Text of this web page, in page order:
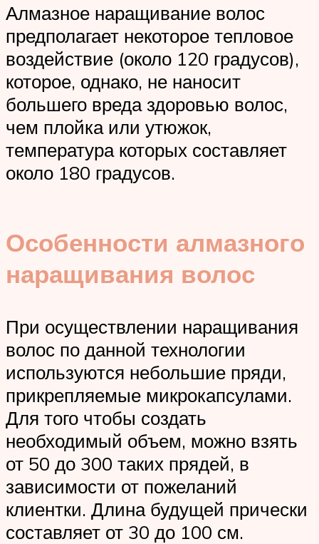
Алмазное наращивание волос
предполагает некоторое тепловое
воздействие (около 120 градусов),
которое, однако, не наносит
большего вреда здоровью волос,
чем плойка или утюжок,
температура которых составляет
около 180 градусов.
Особенности алмазного
наращивания волос
При осуществлении наращивания
волос по данной технологии
используются небольшие пряди,
прикрепляемые микрокапсулами.
Для того чтобы создать
необходимый объем, можно взять
от 50 до 300 таких прядей, в
зависимости от пожеланий
клиентки. Длина будущей прически
составляет от 30 до 100 см.